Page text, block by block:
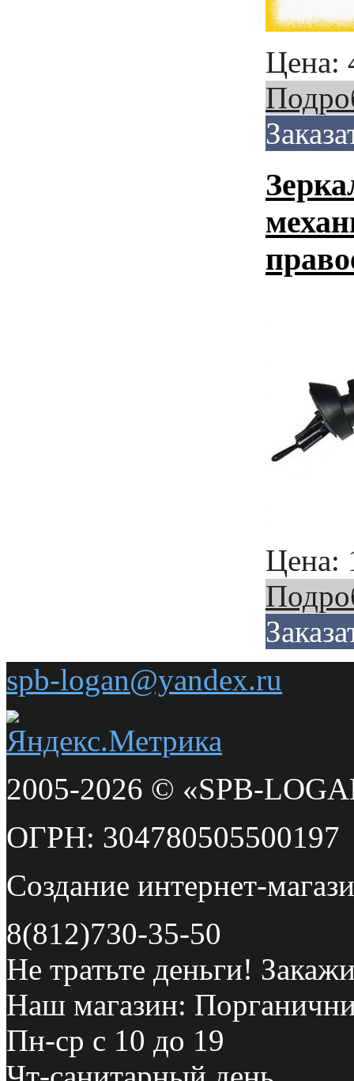
Цена:
Цена:
spb-logan@yandex.ru
2005-2026 © «SPB-
ОГРН: 304780505500197
Создание интернет-
8(812)730-35-50
Не тратьте деньги!
Наш магазин:
Пн-ср с 10 до 19